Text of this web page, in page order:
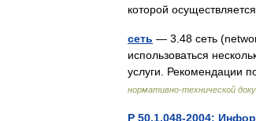
которой
сеть — 3.48 сеть
использоваться
услуги. Рекомендации
нормативно-технической
Р 50.1.048-2004: